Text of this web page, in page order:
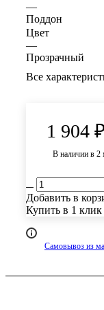
—
Поддон
Цвет
—
Прозрачный
Все
1 904 ₽
В наличии в 2
Добавить в
Купить в 1 клик
Самовывоз из